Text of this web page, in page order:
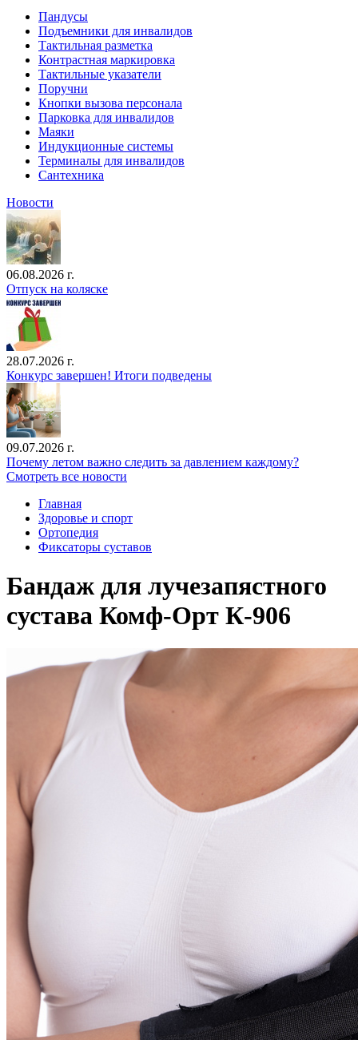
Пандусы
Подъемники для инвалидов
Тактильная разметка
Контрастная маркировка
Тактильные указатели
Поручни
Кнопки вызова персонала
Парковка для инвалидов
Маяки
Индукционные системы
Терминалы для инвалидов
Сантехника
Новости
06.08.2026 г.
Отпуск на коляске
28.07.2026 г.
Конкурс завершен! Итоги подведены
09.07.2026 г.
Почему летом важно следить за давлением каждому?
Смотреть все новости
Главная
Здоровье и спорт
Ортопедия
Фиксаторы суставов
Бандаж для лучезапястного
сустава Комф-Орт К-906